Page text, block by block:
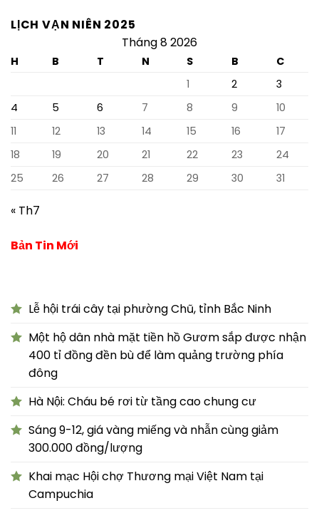
LỊCH VẠN NIÊN 2025
Tháng 8 2026
H B T N S B
C
1
2
3
4
5 6 7 8 9
10
11
12 13 14 15 16
17
18
19 20 21 22 23
24
25
26 27 28 29 30 31
« Th7
Bản Tin Mới
Lễ hội trái cây tại phường Chũ, tỉnh Bắc Ninh
Một hộ dân nhà mặt tiền hồ Gươm sắp được nhận
400 tỉ đồng đền bù để làm quảng trường phía
đông
Hà Nội: Cháu bé rơi từ tầng cao chung cư
Sáng 9-12, giá vàng miếng và nhẫn cùng giảm
300.000 đồng/lượng
Khai mạc Hội chợ Thương mại Việt Nam tại
Campuchia